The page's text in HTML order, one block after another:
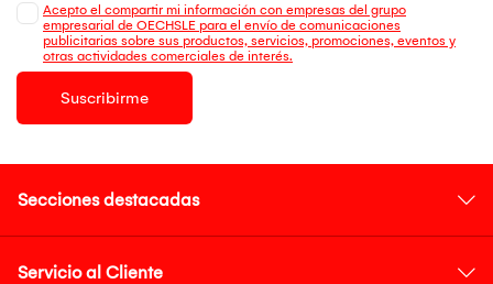
Acepto el compartir mi información con empresas del grupo
empresarial de OECHSLE para el envío de comunicaciones
publicitarias sobre sus productos, servicios, promociones, eventos y
otras actividades comerciales de interés.
Suscribirme
Secciones destacadas
Servicio al Cliente